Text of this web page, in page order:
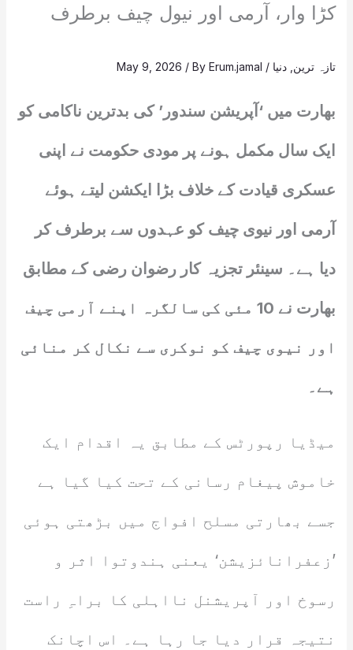
کڑا وار، آرمی اور نیول چیف برطرف
تازہ ترین دنیا /
May 9, 2026 / ByErum.jamal
بھارت میں ‘آپریشن سندور’ کی بدترین ناکامی کو
ایک سال مکمل ہونے پر مودی حکومت نے اپنی
عسکری قیادت کے خلاف بڑا ایکشن لیتے ہوئے
آرمی اور نیوی چیف کو عہدوں سے برطرف کر
دیا ہے۔ سینئر تجزیہ کار رضوان رضی کے مطابق
بھارت نے 10 مئی کی سالگرہ اپنے آرمی چیف
اور نیوی چیف کو نوکری سے نکال کر منائی
ہے۔
میڈیا رپورٹس کے مطابق یہ اقدام ایک
خاموش پیغام رسانی کے تحت کیا گیا ہے
جسے بھارتی مسلح افواج میں بڑھتی ہوئی
’زعفرانائزیشن‘ یعنی ہندوتوا اثر و
رسوخ اور آپریشنل نااہلی کا براہِ راست
نتیجہ قرار دیا جا رہا ہے۔ اس اچانک